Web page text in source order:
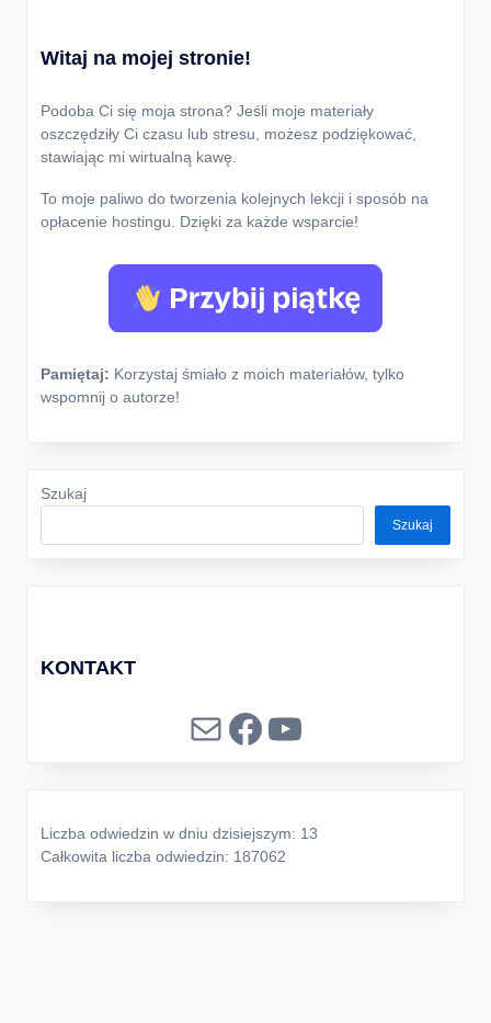
Witaj na mojej stronie!
Podoba Ci się moja strona? Jeśli moje materiały
oszczędziły Ci czasu lub stresu, możesz podziękować,
stawiając mi wirtualną kawę.
To moje paliwo do tworzenia kolejnych lekcji i sposób na
opłacenie hostingu. Dzięki za każde wsparcie!
Pamiętaj: Korzystaj śmiało z moich materiałów, tylko
wspomnij o autorze!
Szukaj
Szukaj
KONTAKT
MailFacebook
YouTube
Liczba odwiedzin w dniu dzisiejszym: 13
Całkowita liczba odwiedzin: 187062